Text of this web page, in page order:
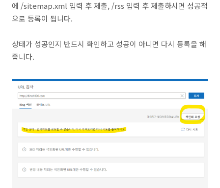
에 /sitemap.xml 입력 후 제출, /rss 입력 후 제출하시면 성공적
으로 등록이 됩니다.
상태가 성공인지 반드시 확인하고 성공이 아니면 다시 등록을 해
줍니다.